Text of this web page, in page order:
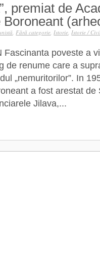
premiat de
,Fără categorie,Istorie,Istorie /
Fascinanta poveste a
de renume care a
„nemuritorilor”. In
a fost arestat de
Jilava,...